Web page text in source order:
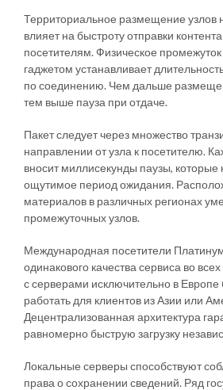
Территориальное размещение узлов
влияет на быстроту отправки
посетителям. Физическое
гаджетом устанавливает
по соединению. Чем дальше
тем выше пауза при отдаче.
Пакет следует через множество
направлении от узла к посетителю.
вносит миллисекунды паузы, которые
ощутимое период ожидания.
материалов в различных регионах
промежуточных узлов.
Международная посетители
одинакового качества сервиса во
с серверами исключительно в Европе
работать для клиентов из Азии или
Децентрализованная архитектура
равномерно быструю загрузку
Локальные серверы способствуют
права о сохранении сведений. Ряд